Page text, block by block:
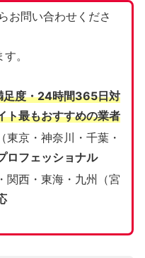
お問い合わせくださ
。
足度・24時間365日対
ト最もおすすめの業者
東京・神奈川・千葉・
ロフェッショナル
関西・東海・九州（宮